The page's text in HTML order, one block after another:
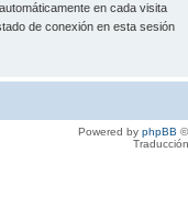
en cada visita
de conexión en esta sesión
Powered by phpBB